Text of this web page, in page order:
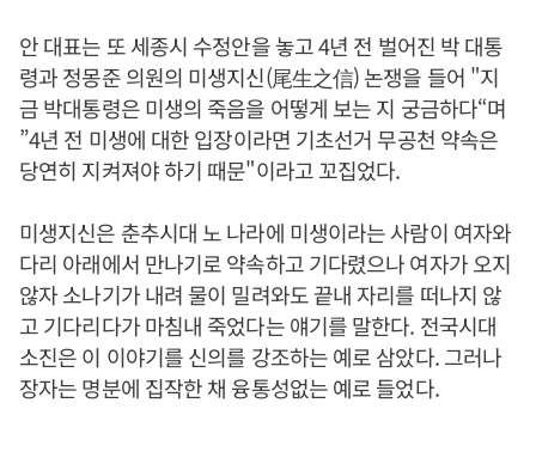
안 대표는 또 세종시 수정안을 놓고 4년 전 벌어진 박 대통
령과 정몽준 의원의 미생지신(尾生之信) 논쟁을 들어 "지
금 박대통령은 미생의 죽음을 어떻게 보는 지 궁금하다“며
”4년 전 미생에 대한 입장이라면 기초선거 무공천 약속은
당연히 지켜져야 하기 때문"이라고 꼬집었다.
미생지신은 춘추시대 노 나라에 미생이라는 사람이 여자와
다리 아래에서 만나기로 약속하고 기다렸으나 여자가 오지
않자 소나기가 내려 물이 밀려와도 끝내 자리를 떠나지 않
고 기다리다가 마침내 죽었다는 얘기를 말한다. 전국시대
소진은 이 이야기를 신의를 강조하는 예로 삼았다. 그러나
장자는 명분에 집작한 채 융통성없는 예로 들었다.